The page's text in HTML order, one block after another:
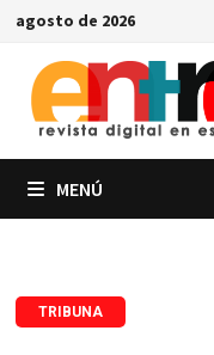
Saltar
contenido
agosto de 2026
MENÚ
TRIBUNA